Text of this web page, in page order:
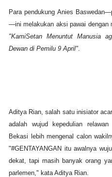
Para pendukung Anies
—ini melakukan aksi pawai dengan
"KamiSetan Menuntut Manusia
Dewan di Pemilu 9 April".
Aditya Rian, salah satu inisiator
adalah wujud kepedulian
Bekasi lebih mengenal calon
"#GENTAYANGAN itu awalnya
dekat, tapi masih banyak orang
parlemen," kata Aditya Rian.